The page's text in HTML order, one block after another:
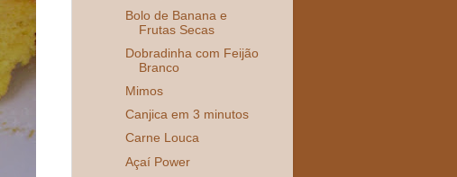
Bolo de Banana e
Frutas Secas
Dobradinha com Feijão
Branco
Mimos
Canjica em 3 minutos
Carne Louca
Açaí Power